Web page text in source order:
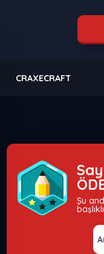
CRAXECRAFT
Şu